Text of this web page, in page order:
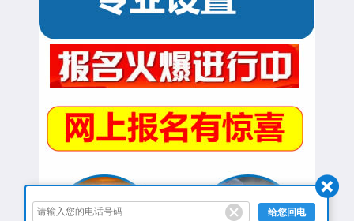
给您回电